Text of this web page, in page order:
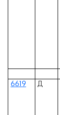
6619 Д